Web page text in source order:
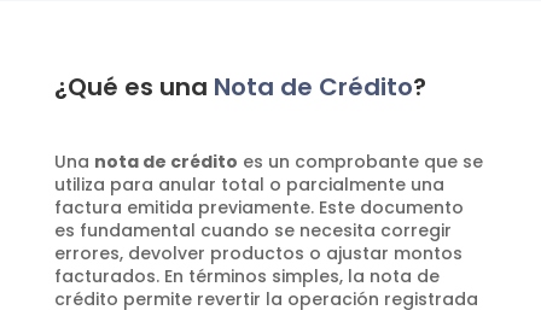
¿Qué es una Nota de Crédito?
Una nota de crédito es un comprobante que se
utiliza para anular total o parcialmente una
factura emitida previamente. Este documento
es fundamental cuando se necesita corregir
errores, devolver productos o ajustar montos
facturados. En términos simples, la nota de
crédito permite revertir la operación registrada